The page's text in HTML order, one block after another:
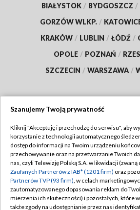
BIAŁYSTOK / BYDGOSZCZ /
GORZÓW WLKP. /
KRAKÓW / LUBLIN / ŁÓDŹ /
OPOLE / POZNAŃ /
SZCZECIN / WARSZAWA /
TVP
Abonament TVP
Emisja w TVP
Centrum informacji TVP
Naziemna Telewizja Cyfrowa
Regulamin TVP
Polityka
Moje zgody
Pomoc
Szanujemy Twoją prywatność
Kliknij "Akceptuję i przechodzę do serwisu", aby
korzystanie z technologii automatycznego
dostęp do informacji na Twoim urządzeniu
przechowywanie oraz na przetwarzanie Twoich
nas, czyli Telewizję Polską S.A. w likwidacji (zwaną
Zaufanych Partnerów z IAB* (1201 firm) oraz
Partnerów TVP (93 firm), w celach
zautomatyzowanego dopasowania reklam do
mierzenia ich skuteczności) i pozostałych, które
także zgody na udostępnianie przez nas